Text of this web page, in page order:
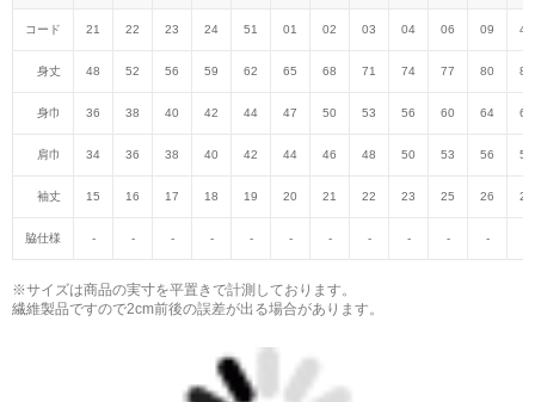
コード 21 22 23 24 51 01 02 03 04 06 09 47
身丈 48 52 56 59 62 65 68 71 74 77 80 82
身巾 36 38 40 42 44 47 50 53 56 60 64 68
肩巾 34 36 38 40 42 44 46 48 50 53 56 59
袖丈 15 16 17 18 19 20 21 22 23 25 26 27
脇仕様 - - - - - - - - - - -
※サイズは商品の実寸を平置きで計測しております。
繊維製品ですので2cm前後の誤差が出る場合があります。